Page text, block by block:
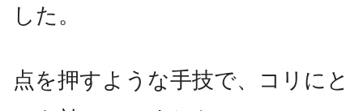
した。
点を押すような手技で、コリにと